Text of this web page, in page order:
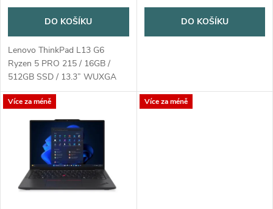
u
k
t
o
d
u
k
DO KOŠÍKU
Lenovo ThinkPad L13 G6
Ryzen 5 PRO 215 / 16GB /
512GB SSD / 13.3” WUXGA
IPS / 3yOnSite / Win11 Pro /
černá
DO KOŠÍKU
Více za méně Více za méně